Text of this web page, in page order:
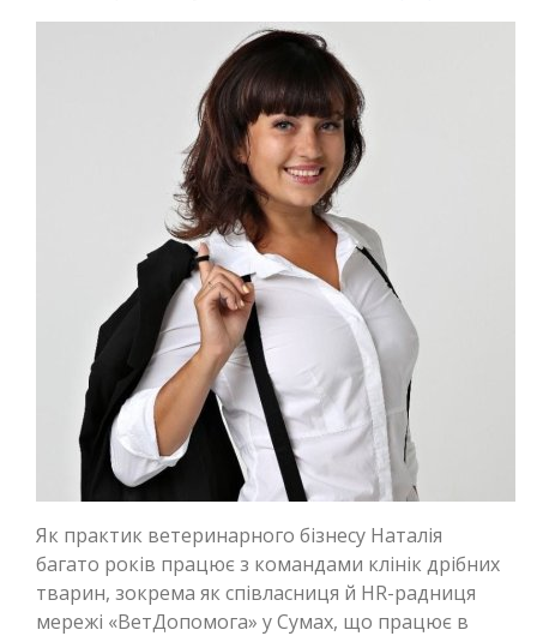
Як практик ветеринарного бізнесу Наталія
багато років працює з командами клінік дрібних
тварин, зокрема як співласниця й HR-радниця
мережі «ВетДопомога» у Сумах, що працює в